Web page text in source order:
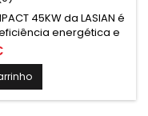
45KW da LASIAN é
energética e
45KW, é perfeita para
porte, garantindo
meio ambiente.